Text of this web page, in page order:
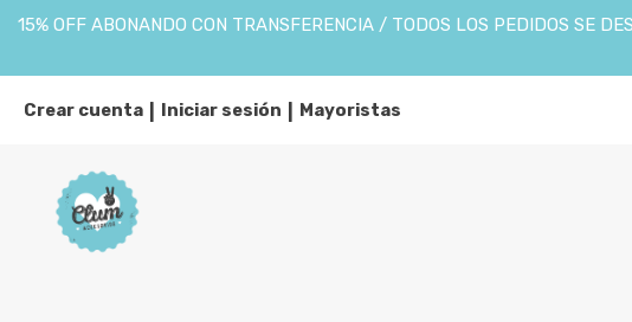
15% OFF ABONANDO CON TRANSFERENCIA / TODOS LOS PEDIDOS SE
Crear cuenta Iniciar sesión Mayoristas